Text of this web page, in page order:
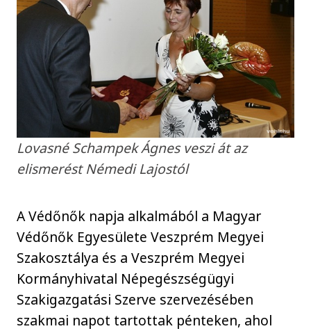
Lovasné Schampek Ágnes veszi át az
elismerést Némedi Lajostól
A Védőnők napja alkalmából a Magyar
Védőnők Egyesülete Veszprém Megyei
Szakosztálya és a Veszprém Megyei
Kormányhivatal Népegészségügyi
Szakigazgatási Szerve szervezésében
szakmai napot tartottak pénteken, ahol